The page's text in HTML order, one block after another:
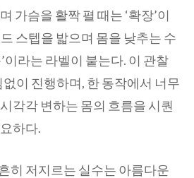
가슴을 활짝 펼 때는 ‘확장’이
스텝을 밟으며 몸을 낮추는 수
이라는 라벨이 붙는다. 이 관찰
이 진행하며, 한 동작에서 너무
각각 변하는 몸의 흐름을 시퀀
하다.
히 저지르는 실수는 아름다운